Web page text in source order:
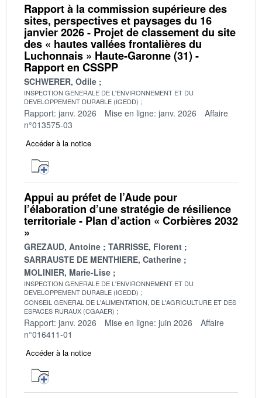
Rapport à la commission supérieure des
sites, perspectives et paysages du 16
janvier 2026 - Projet de classement du site
des « hautes vallées frontalières du
Luchonnais » Haute-Garonne (31) -
Rapport en CSSPP
SCHWERER, Odile
INSPECTION GENERALE DE L'ENVIRONNEMENT ET DU
DEVELOPPEMENT DURABLE (IGEDD)
Rapport: janv. 2026 Mise en ligne: janv. 2026
Affaire
n°013575-03
Accéder à la notice
Appui au préfet de l’Aude pour
l’élaboration d’une stratégie de résilience
territoriale - Plan d’action « Corbières 2032
»
GREZAUD, Antoine
TARRISSE, Florent
SARRAUSTE DE MENTHIERE, Catherine
MOLINIER, Marie-Lise
INSPECTION GENERALE DE L'ENVIRONNEMENT ET DU
DEVELOPPEMENT DURABLE (IGEDD)
CONSEIL GENERAL DE L'ALIMENTATION, DE L'AGRICULTURE ET DES
ESPACES RURAUX (CGAAER)
Rapport: janv. 2026 Mise en ligne: juin 2026
Affaire
n°016411-01
Accéder à la notice